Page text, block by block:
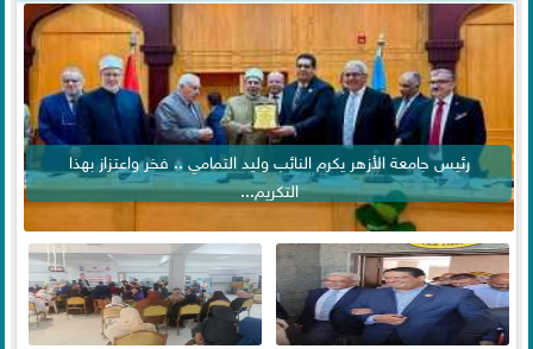
رئيس جامعة الأزهر يكرم النائب وليد التمامي .. فخر واعتزاز بهذا
التكريم...